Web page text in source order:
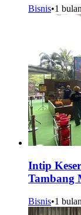
Bisnis•1
Intip
Tambang
Bisnis•1